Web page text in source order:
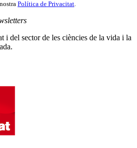
Política de Privacitat.
i del sector de les ciències de la vida i la